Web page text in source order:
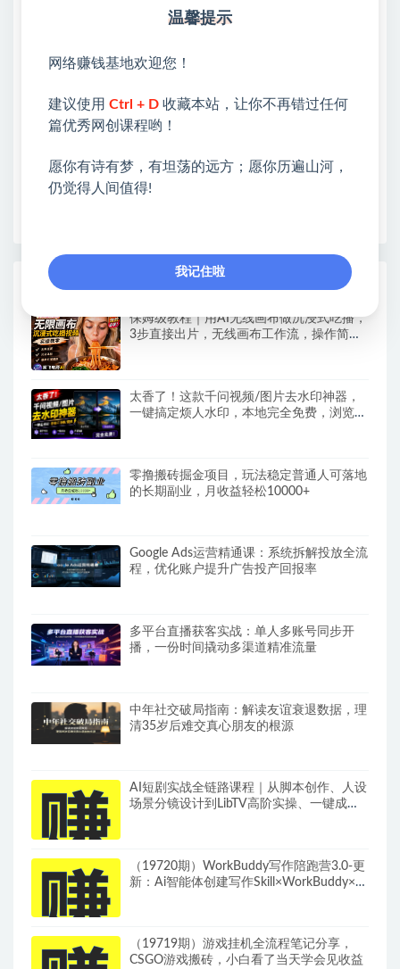
❤本站：本站整合多方资源站，主要面向互联网创业
❤能助您：找项目 + 低成本创业 + 减少信息差 + 见识
各种项目 + 提升网创认知。
开启网络之门，广受好评！
❤如果您也依存于互联网，欢迎加入本站会员，将尽
热门课程展示
保姆级教程｜用AI无线画布做沉浸式吃播，
3步直接出片，无线画布工作流，操作简单
太香了！这款千问视频/图片去水印神器，
一键搞定烦人水印，本地完全免费，浏览器
零撸搬砖掘金项目，玩法稳定普通人可落地
的长期副业，月收益轻松10000+
Google Ads运营精通课：系统拆解投放全流
程，优化账户提升广告投产回报率
多平台直播获客实战：单人多账号同步开
播，一份时间撬动多渠道精准流量
中年社交破局指南：解读友谊衰退数据，理
清35岁后难交真心朋友的根源
AI短剧实战全链路课程｜从脚本创作、人设
场景分镜设计到LibTV高阶实操、一键成片
（19720期）WorkBuddy写作陪跑营3.0-更
新：Ai智能体创建写作Skill×WorkBuddy×人
（19719期）游戏挂机全流程笔记分享，
CSGO游戏搬砖，小白看了当天学会见收益
温馨提示
网络赚钱基地欢迎您！
建议使用 Ctrl + D 收藏本站，让你不再错过任何
篇优秀网创课程哟！
愿你有诗有梦，有坦荡的远方；愿你历遍山河，
仍觉得人间值得!
我记住啦